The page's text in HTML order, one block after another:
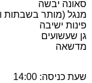
סאונה יבשה
מנגל (מותר בשבתות
פינות ישיבה
גן שעשועים
מדשאה
שעת כניסה: 14:00